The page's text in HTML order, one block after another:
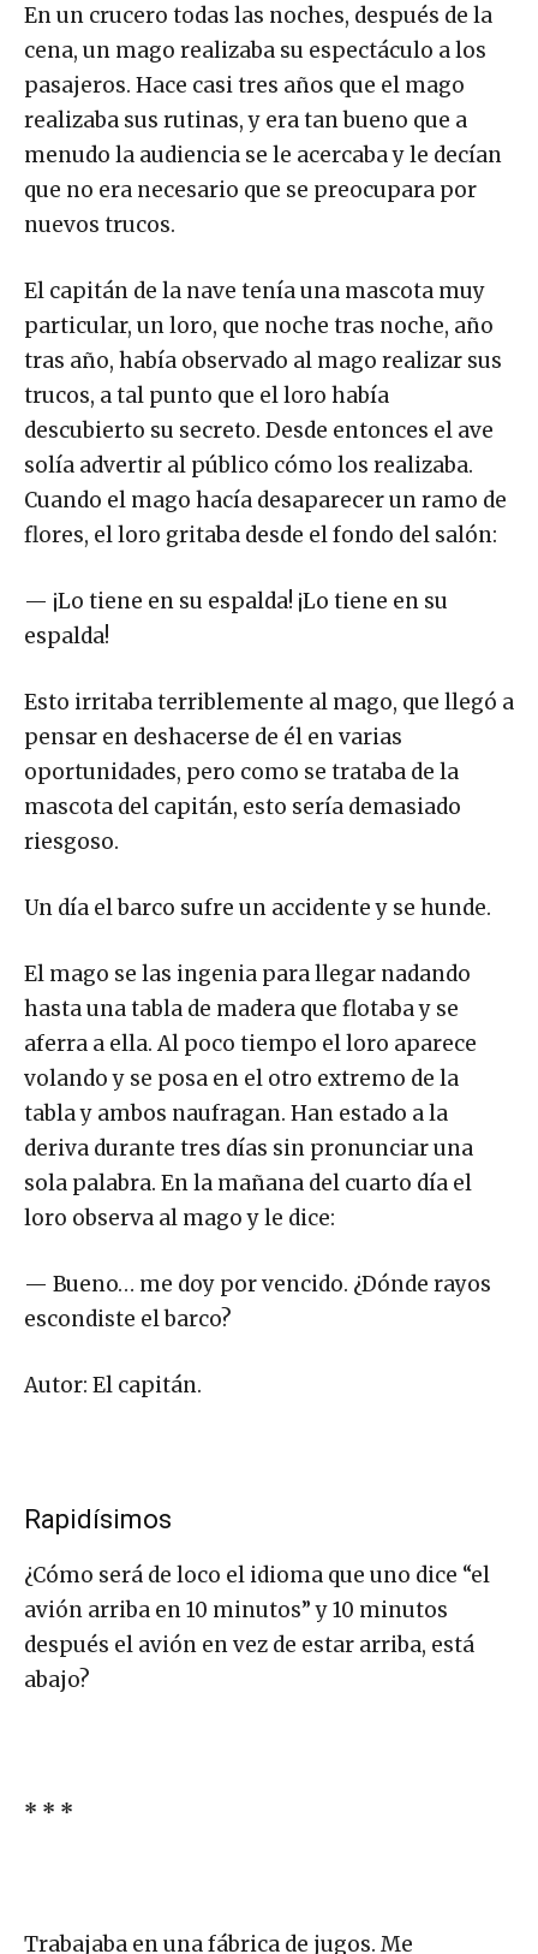
En un crucero todas las noches, después de la
cena, un mago realizaba su espectáculo a los
pasajeros. Hace casi tres años que el mago
realizaba sus rutinas, y era tan bueno que a
menudo la audiencia se le acercaba y le decían
que no era necesario que se preocupara por
nuevos trucos.
El capitán de la nave tenía una mascota muy
particular, un loro, que noche tras noche, año
tras año, había observado al mago realizar sus
trucos, a tal punto que el loro había
descubierto su secreto. Desde entonces el ave
solía advertir al público cómo los realizaba.
Cuando el mago hacía desaparecer un ramo de
flores, el loro gritaba desde el fondo del salón:
— ¡Lo tiene en su espalda! ¡Lo tiene en su
espalda!
Esto irritaba terriblemente al mago, que llegó a
pensar en deshacerse de él en varias
oportunidades, pero como se trataba de la
mascota del capitán, esto sería demasiado
riesgoso.
Un día el barco sufre un accidente y se hunde.
El mago se las ingenia para llegar nadando
hasta una tabla de madera que flotaba y se
aferra a ella. Al poco tiempo el loro aparece
volando y se posa en el otro extremo de la
tabla y ambos naufragan. Han estado a la
deriva durante tres días sin pronunciar una
sola palabra. En la mañana del cuarto día el
loro observa al mago y le dice:
— Bueno… me doy por vencido. ¿Dónde rayos
escondiste el barco?
Autor: El capitán.
Rapidísimos
¿Cómo será de loco el idioma que uno dice “el
avión arriba en 10 minutos” y 10 minutos
después el avión en vez de estar arriba, está
abajo?
* * *
Trabajaba en una fábrica de jugos. Me